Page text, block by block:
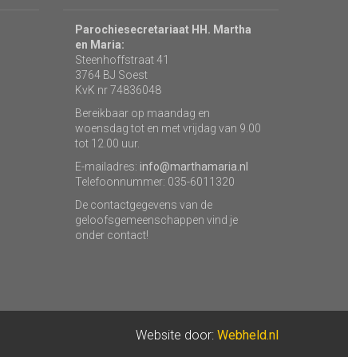
Parochiesecretariaat HH. Martha
en Maria:
Steenhoffstraat 41
3764 BJ Soest
KvK nr 74836048
Bereikbaar op maandag en
woensdag tot en met vrijdag van 9.00
tot 12.00 uur.
E-mailadres: info@marthamaria.nl
Telefoonnummer: 035-6011320
De contactgegevens van de
geloofsgemeenschappen vind je
onder contact!
Website door: Webheld.nl